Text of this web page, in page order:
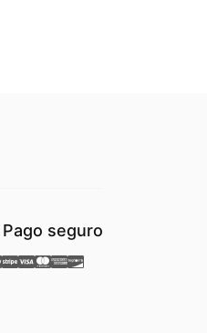
Pago seguro
Paypal
Stripe
VisaMastercard
American Express
Discover